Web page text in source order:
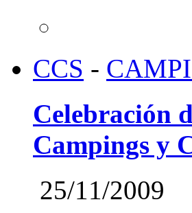
CCS -
Celebración
Campings y
25/11/2009